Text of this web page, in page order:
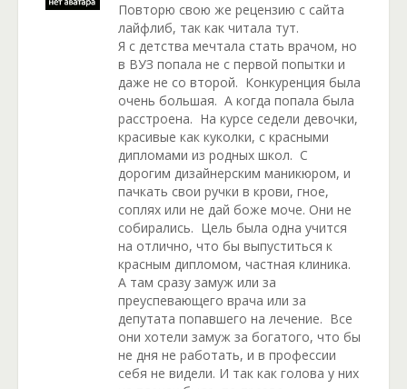
Повторю свою же рецензию с сайта
лайфлиб, так как читала тут.
Я с детства мечтала стать врачом, но
в ВУЗ попала не с первой попытки и
даже не со второй. Конкуренция была
очень большая. А когда попала была
расстроена. На курсе седели девочки,
красивые как куколки, с красными
дипломами из родных школ. С
дорогим дизайнерским маникюром, и
пачкать свои ручки в крови, гное,
соплях или не дай боже моче. Они не
собирались. Цель была одна учится
на отлично, что бы выпуститься к
красным дипломом, частная клиника.
А там сразу замуж или за
преуспевающего врача или за
депутата попавшего на лечение. Все
они хотели замуж за богатого, что бы
не дня не работать, и в профессии
себя не видели. И так как голова у них